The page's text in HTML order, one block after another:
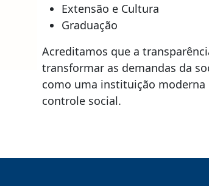
Extensão e Cultura
Graduação
Acreditamos que a
transformar as demandas da
como uma instituição moderna
controle social.